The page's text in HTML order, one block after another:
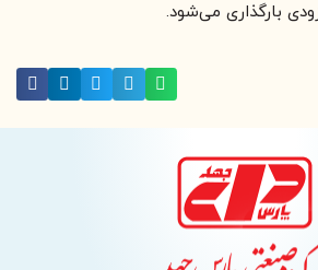
بارگذاری می‌شود.